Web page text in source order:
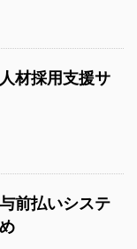
材採用支援サ
前払いシステ